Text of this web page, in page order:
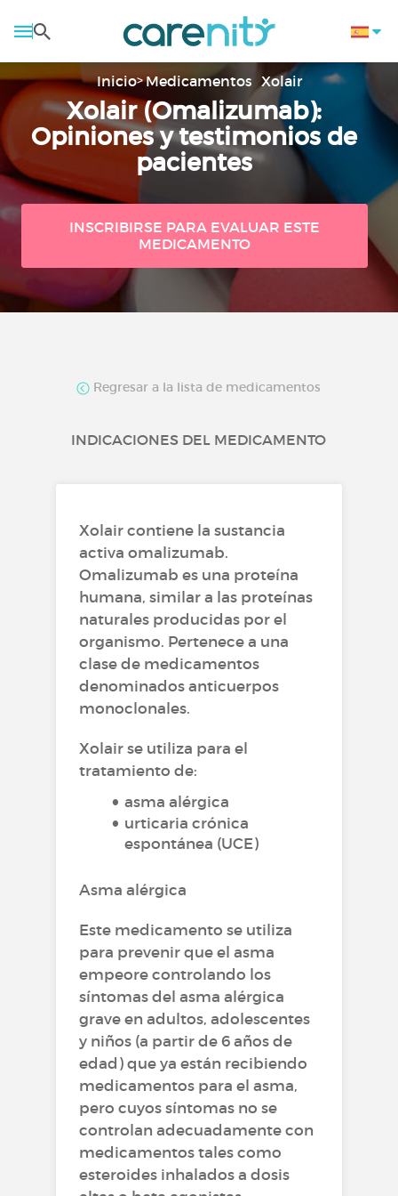
Inicio Medicamentos Xolair
Xolair (Omalizumab):
Opiniones y testimonios de
pacientes
INSCRIBIRSE PARA EVALUAR ESTE
MEDICAMENTO
Regresar a la lista de medicamentos
INDICACIONES DEL MEDICAMENTO
Xolair contiene la sustancia
activa omalizumab.
Omalizumab es una proteína
humana, similar a las proteínas
naturales producidas por el
organismo. Pertenece a una
clase de medicamentos
denominados anticuerpos
monoclonales.
Xolair se utiliza para el
tratamiento de:
asma alérgica
urticaria crónica
espontánea (UCE)
Asma alérgica
Este medicamento se utiliza
para prevenir que el asma
empeore controlando los
síntomas del asma alérgica
grave en adultos, adolescentes
y niños (a partir de 6 años de
edad) que ya están recibiendo
medicamentos para el asma,
pero cuyos síntomas no se
controlan adecuadamente con
medicamentos tales como
esteroides inhalados a dosis